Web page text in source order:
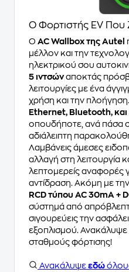
Ο Φορτιστής EV Που
Ο AC Wallbox της Autel
μέλλον και την
ηλεκτρικού σου
5 ιντσώναποκτάς
λειτουργίες με ένα
χρήση και την
Ethernet, Bluetooth, και
οπουδήποτε, ανά πάσα
αδιάλειπτη
Λαμβάνεις άμεσες
αλλαγή στη λειτουργία
λεπτομερείς αναφορές
αντίδραση. Ακόμη με
RCD τύπου AC 30mA +
σύστημά από
σιγουρεύεις την
εξοπλισμού.
σταθμούς φόρτισης!
Ανακάλυψε εδώ